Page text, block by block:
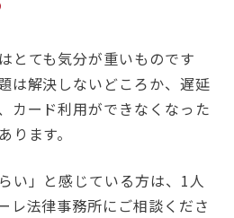
とても気分が重いものです
は解決しないどころか、遅延
カード利用ができなくなった
ります。
い」と感じている方は、1人
レ法律事務所にご相談くださ